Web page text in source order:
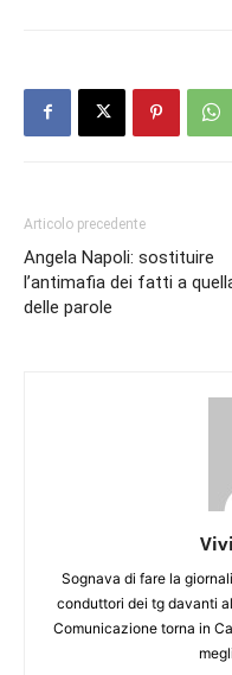
Articolo precedente
Angela Napoli: sostituire
l’antimafia dei fatti a
delle parole
Sognava di fare la
conduttori dei tg davanti
Comunicazione torna in